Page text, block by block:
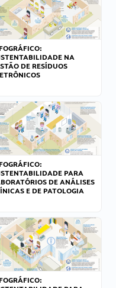
NA
DE RESÍDUOS
PARA
DE ANÁLISES
E DE PATOLOGIA